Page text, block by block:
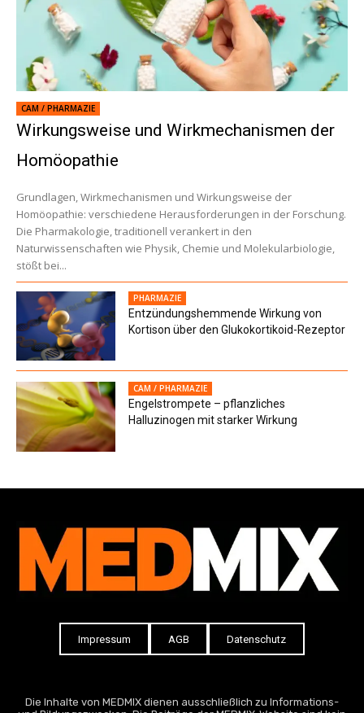
CAM / PHARMAZIE
Wirkungsweise und Wirkmechanismen der
Homöopathie
Grundlagen, Wirkmechanismen und Wirkungsweise der
Homöopathie: verschiedene Herausforderungen in der Forschung.
Die Pharmakologie, traditionell verankert in den
Naturwissenschaften wie Physik, Chemie und Molekularbiologie,
stößt bei...
PHARMAZIE
Entzündungshemmende Wirkung von
Kortison über den Glukokortikoid-Rezeptor
CAM / PHARMAZIE
Engelstrompete – pflanzliches
Halluzinogen mit starker Wirkung
Impressum AGB Datenschutz
Die Inhalte von MEDMIX dienen ausschließlich zu Informations-